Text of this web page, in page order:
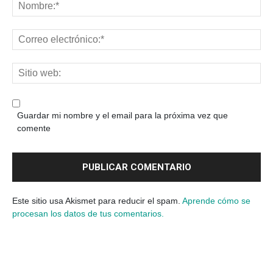
Guardar mi nombre y el email para la próxima vez que
comente
Este sitio usa Akismet para reducir el spam. Aprende cómo se
procesan los datos de tus comentarios.